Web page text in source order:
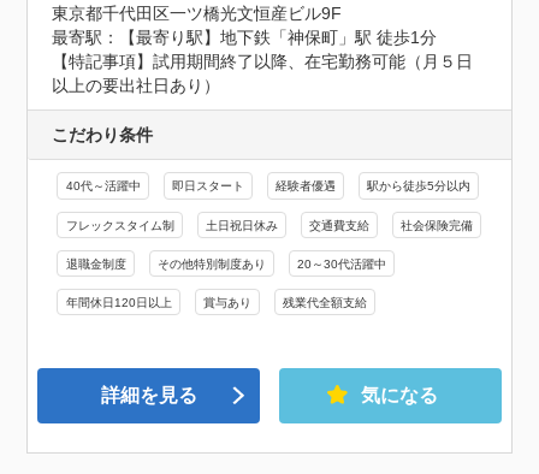
東京都千代田区一ツ橋光文恒産ビル9F
最寄駅：【最寄り駅】地下鉄「神保町」駅 徒歩1分
【特記事項】試用期間終了以降、在宅勤務可能（月５日
以上の要出社日あり）
こだわり条件
40代～活躍中 即日スタート 経験者優遇 駅から徒歩5分以内
フレックスタイム制 土日祝日休み 交通費支給 社会保険完備
退職金制度 その他特別制度あり 20～30代活躍中
年間休日120日以上 賞与あり 残業代全額支給
詳細を見る 気になる